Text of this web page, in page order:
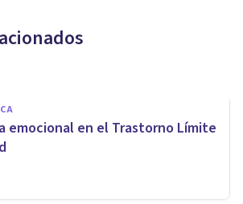
de pareja
emocional en el Trastorno Límite